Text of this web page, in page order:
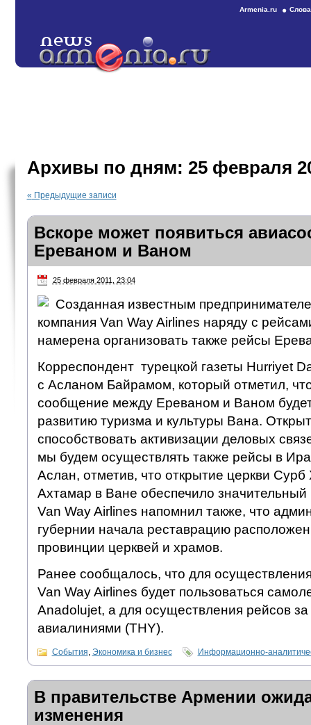
Armenia.ru
Архивы по дням: 25 февраля
« Предыдущие записи
Вскоре может появиться
Ереваном и Ваном
25 февраля 2011, 23:04
Созданная известным
компания Van Way Airlines наряду с
намерена организовать также рейсы
Корреспондент турецкой газеты Hurriyet
с Асланом Байрамом, который отметил,
сообщение между Ереваном и Ваном будет
развитию туризма и культуры Вана.
способствовать активизации деловых
мы будем осуществлять также рейсы в
Аслан, отметив, что открытие церкви Сурб
Ахтамар в Ване обеспечило значительный
Van Way Airlines напомнил также, что
губернии начала реставрацию
провинции церквей и храмов.
Ранее сообщалось, что для
Van Way Airlines будет пользоваться
Anadolujet, а для осуществления рейсов
авиалиниями (THY).
События Экономика и бизнес Информационно-
В правительстве Армении
изменения